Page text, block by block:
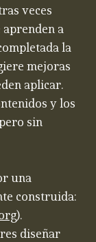
veces
a
la
mejoras
aplicar.
y los
sin
una
construida:
).
diseñar